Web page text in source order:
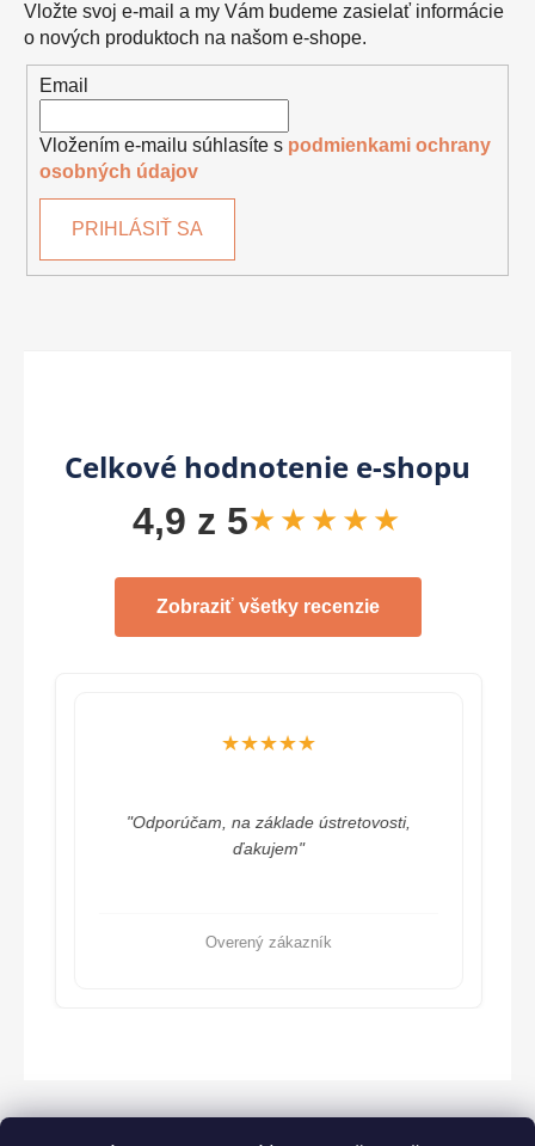
Vložte svoj e-mail a my Vám budeme zasielať informácie
o nových produktoch na našom e-shope.
Email
Vložením e-mailu súhlasíte s podmienkami ochrany
osobných údajov
PRIHLÁSIŤ SA
Celkové hodnotenie e-shopu
4,9 z 5★★★★★
Zobraziť všetky recenzie
★★★★★
"Odporúčam, na základe ústretovosti,
ďakujem"
Overený zákazník